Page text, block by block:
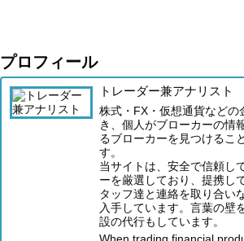
プロフィール
トレーダー兼アナリスト
株式・FX・仮想通貨などの
き、個人がブローカーの情
るブローカーを見つけるこ
す。
当サイトは、安全で信頼し
ーを厳選しており、提携し
タッフ達と連絡を取り合い
入手しています。言葉の壁
設の代行もしています。